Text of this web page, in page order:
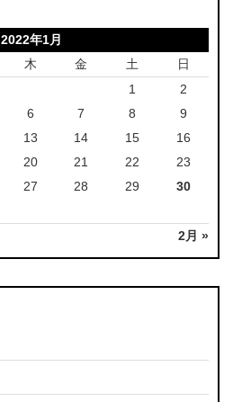
2022年1月
木 金 土 日
2月 »
1
2
6 7 8
9
13 14 15
16
20 21 22
23
27 28 29
30